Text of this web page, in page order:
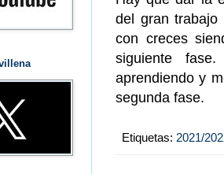
del gran trabajo
con creces
siguiente
aprendiendo y
segunda fase.
Etiquetas: 2021/